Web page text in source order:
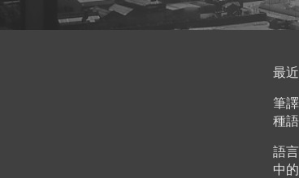
最
筆
種
語
中